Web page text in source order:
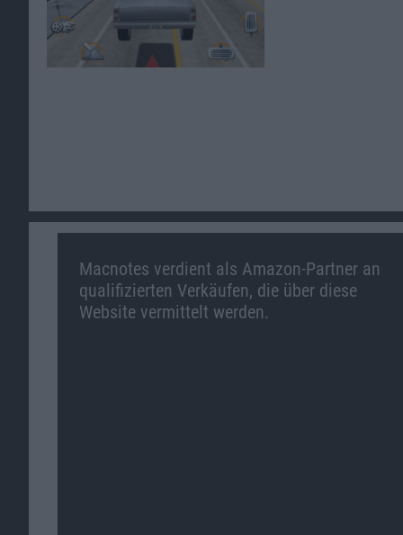
Macnotes verdient als Amazon-Partner an
qualifizierten Verkäufen, die über diese
Website vermittelt werden.